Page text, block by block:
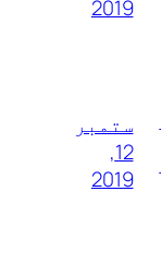
2019
ستمبر
12,
2019